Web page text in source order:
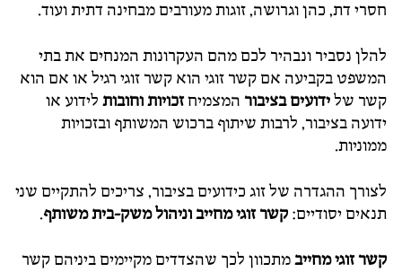
חסרי דת, כהן וגרושה, זוגות מעורבים מבחינה דתית ועוד.
להלן נסביר ונבהיר לכם מהם העקרונות המנחים את בתי
המשפט בקביעה אם קשר זוגי הוא קשר זוגי רגיל או אם הוא
קשר שלידועים בציבור המצמיחזכויות וחובות לידוע או
ידועה בציבור, לרבות שיתוף ברכוש המשותף ובזכויות
ממוניות.
לצורך ההגדרה של זוג כידועים בציבור, צריכים להתקיים שני
תנאים יסודיים: קשר זוגי מחייב וניהול משק-בית משותף.
קשר זוגי מחייבמתכוון לכך שהצדדים מקיימים ביניהם קשר